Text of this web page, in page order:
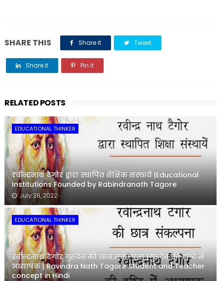
SHARE THIS Share it Tweet
Share it Pin it
RELATED POSTS
EDUCATIONAL THINKER
रवीन्द्रनाथ टैगोर द्वारा स्थापित शैक्षिक संस्थायें |Educational
Institutions Founded by Rabindranath Tagore
July 28, 2022
EDUCATIONAL THINKER
रवीन्द्रनाथ टैगोर गुरूदेव की छात्र संकल्पना |गुरूदेव की दृष्टि में
अध्यापक | Ravindra Nath Tagore Student and Teacher
concept in Hindi